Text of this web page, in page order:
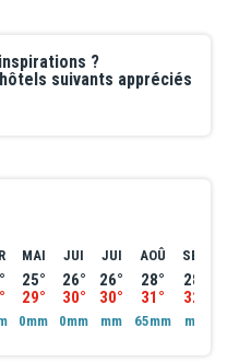
?
suivants appréciés
MAI
25°
29°
0mm
JUI
26°
30°
0mm
JUI
26°
30°
mm
AOÛ
28°
31°
65mm
SEP
28°
32°
mm